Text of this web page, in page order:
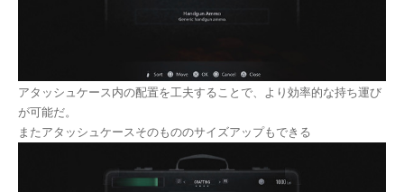
アタッシュケース内の配置を工夫することで、より効率的な持ち運び
が可能だ。
またアタッシュケースそのもののサイズアップもできる